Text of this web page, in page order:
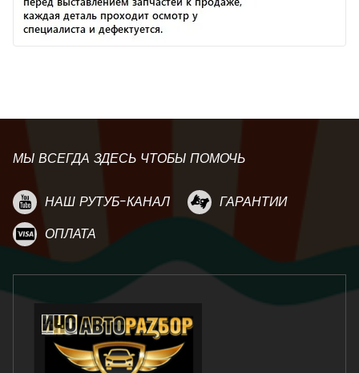
МЫ ВСЕГДА ЗДЕСЬ ЧТОБЫ ПОМОЧЬ
НАШ РУТУБ-КАНАЛ
ГАРАНТИИ
ОПЛАТА